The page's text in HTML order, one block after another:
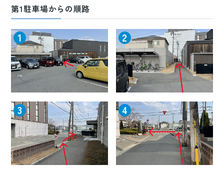
第1駐車場からの順路
1 2
3 4